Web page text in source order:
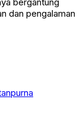
dan pengalaman
purna